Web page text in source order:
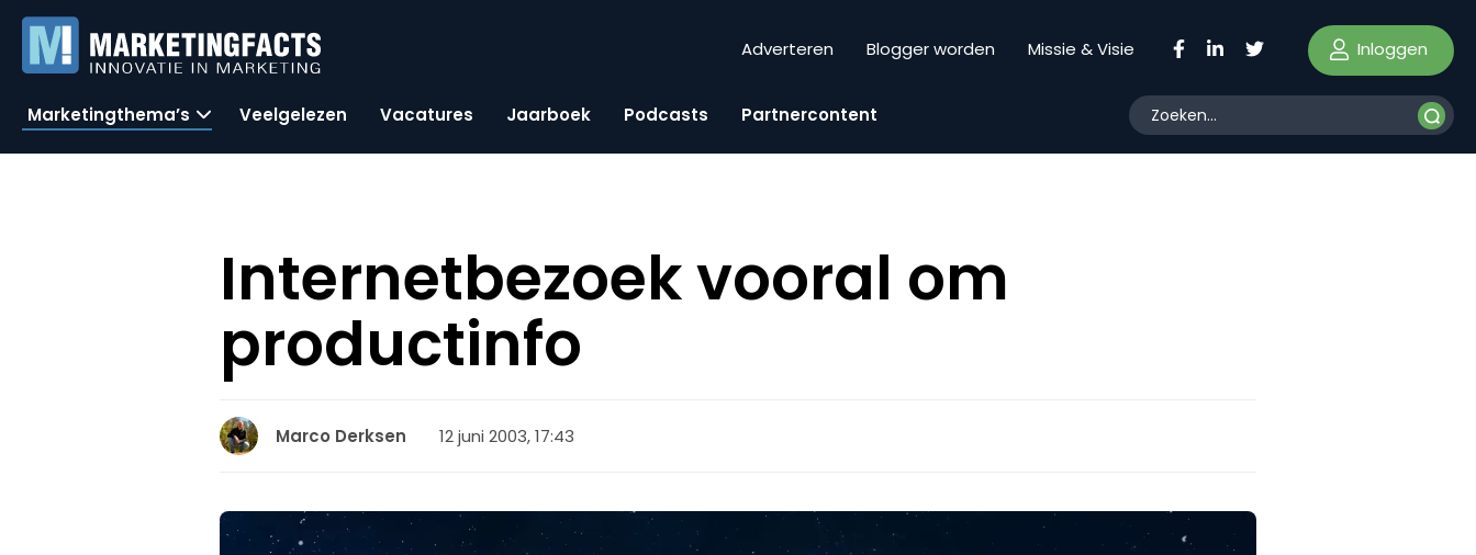
Adverteren Blogger worden Missie & Visie Inloggen
Marketingthema’s Veelgelezen Vacatures Jaarboek Podcasts Partnercontent
Internetbezoek vooral om
productinfo
Marco Derksen 12 juni 2003, 17:43